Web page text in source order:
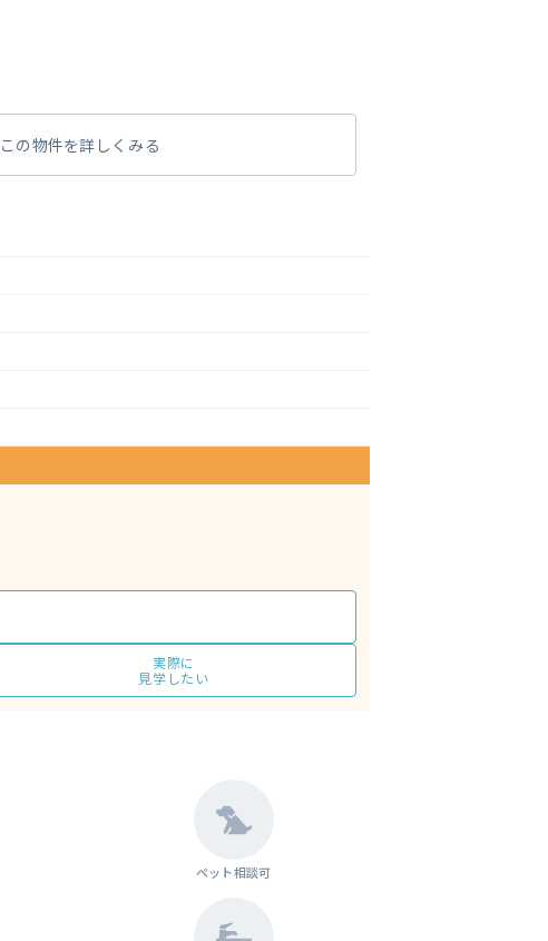
この物件を詳しくみる
実際に
見学したい
ペット相談可